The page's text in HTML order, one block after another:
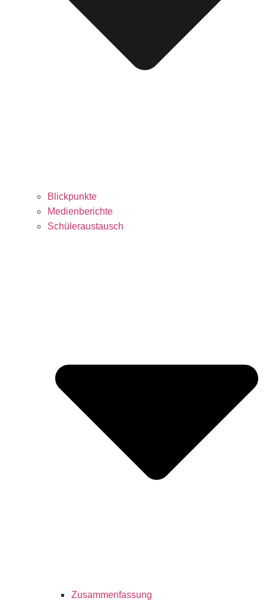
Blickpunkte
Medienberichte
Schüleraustausch
Zusammenfassung